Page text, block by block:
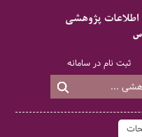
ثبت نام در سامانه